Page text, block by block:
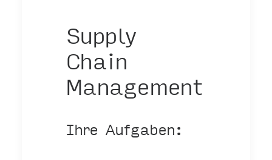
Supply
Chain
Management
Ihre Aufgaben: